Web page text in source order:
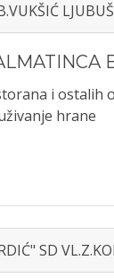
i ostalih
hrane
SD